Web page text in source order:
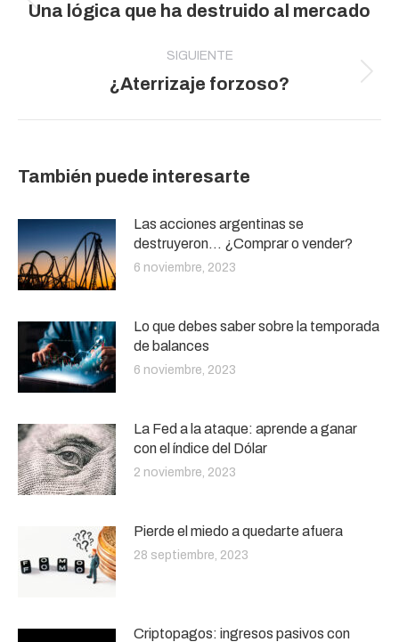
publicaciones Publicación
Una lógica que ha destruido al mercado
SIGUIENTE
Publicación
¿Aterrizaje forzoso?
También puede interesarte
Las acciones argentinas se
destruyeron… ¿Comprar o vender?
6 noviembre, 2023
Lo que debes saber sobre la temporada
de balances
6 noviembre, 2023
La Fed a la ataque: aprende a ganar
con el índice del Dólar
2 noviembre, 2023
Pierde el miedo a quedarte afuera
28 septiembre, 2023
Criptopagos: ingresos pasivos con